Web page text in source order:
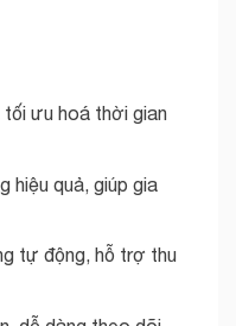
tối ưu hoá thời gian
hiệu quả, giúp gia
tự động, hỗ trợ thu